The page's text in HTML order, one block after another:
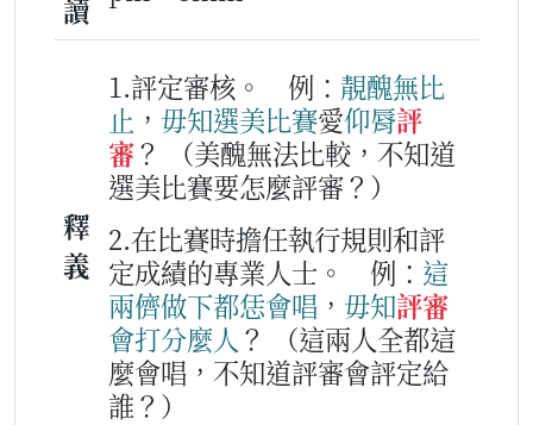
讀
釋
義
1.評定審核。 例： 靚醜無比
止 ， 毋知選美比賽愛仰脣評
審？
（美醜無法比較，不知道
選美比賽要怎麼評審？）
2.在比賽時擔任執行規則和評
定成績的專業人士。
例： 這
兩儕做下都恁會唱 ， 毋知評審
會打分麼人 ？
（這兩人全都這
麼會唱，不知道評審會評定給
誰？）